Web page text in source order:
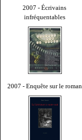
2007 - Écrivains
infréquentables
2007 - Enquête sur le roman